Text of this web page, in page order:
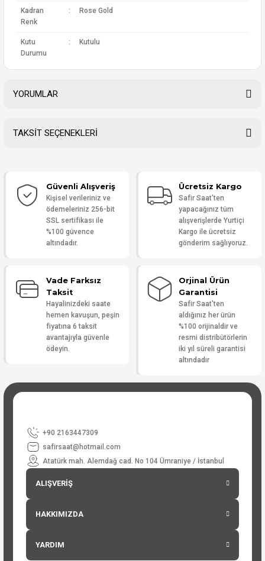
Kadran
Renk
: Rose Gold
Kutu
Durumu
: Kutulu
YORUMLAR
Yorum Yaz
TAKSİT SEÇENEKLERİ
Güvenli Alışveriş
Kişisel verileriniz ve
ödemeleriniz 256-bit
SSL sertifikası ile
%100 güvence
altındadır.
Ücretsiz Kargo
Safir Saat'ten
yapacağınız tüm
alışverişlerde Yurtiçi
Kargo ile ücretsiz
gönderim sağlıyoruz.
Vade Farksız
Taksit
Hayalinizdeki saate
hemen kavuşun, peşin
fiyatına 6 taksit
avantajıyla güvenle
ödeyin.
Orjinal Ürün
Garantisi
Safir Saat'ten
aldığınız her ürün
%100 orijinaldir ve
resmi distribütörlerin
iki yıl süreli garantisi
altındadır
+90 2163447309
safirsaat@hotmail.com
Atatürk mah. Alemdağ cad. No 104 Ümraniye / İstanbul
ALIŞVERİŞ
HAKKIMIZDA
YARDIM